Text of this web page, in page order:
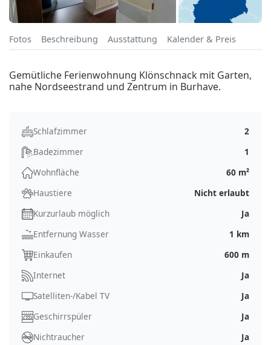
Fotos Beschreibung Ausstattung Kalender & Preis
Gemütliche Ferienwohnung Klönschnack mit Garten,
nahe Nordseestrand und Zentrum in Burhave.
Schlafzimmer
2
Badezimmer
1
Wohnfläche
60 m²
Haustiere
Nicht erlaubt
Kurzurlaub möglich
Ja
Entfernung Wasser
1 km
Einkaufen
600 m
Internet
Ja
Satelliten-/Kabel TV
Ja
Geschirrspüler
Ja
Nichtraucher
Ja